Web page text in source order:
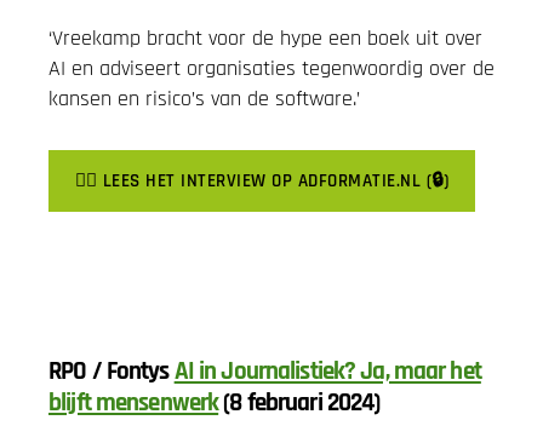
‘Vreekamp bracht voor de hype een boek uit over
AI en adviseert organisaties tegenwoordig over de
kansen en risico’s van de software.’
👉🏽 LEES HET INTERVIEW OP ADFORMATIE.NL (🔒)
RPO / FontysAI in Journalistiek? Ja, maar het
blijft mensenwerk(8 februari 2024)